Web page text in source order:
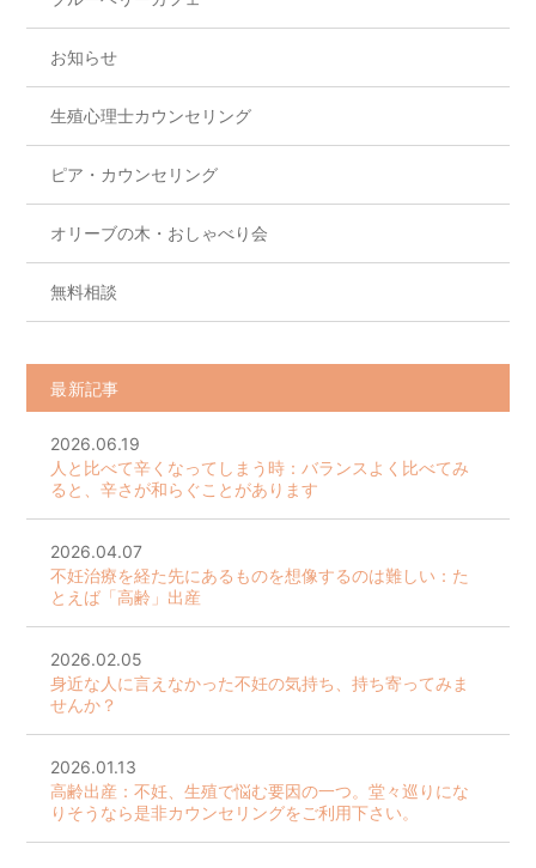
k
お知らせ
生殖心理士カウンセリング
ピア・カウンセリング
オリーブの木・おしゃべり会
無料相談
最新記事
2026.06.19
人と比べて辛くなってしまう時：バランスよく比べてみ
ると、辛さが和らぐことがあります
2026.04.07
不妊治療を経た先にあるものを想像するのは難しい：た
とえば「高齢」出産
2026.02.05
身近な人に言えなかった不妊の気持ち、持ち寄ってみま
せんか？
2026.01.13
高齢出産：不妊、生殖で悩む要因の一つ。堂々巡りにな
りそうなら是非カウンセリングをご利用下さい。